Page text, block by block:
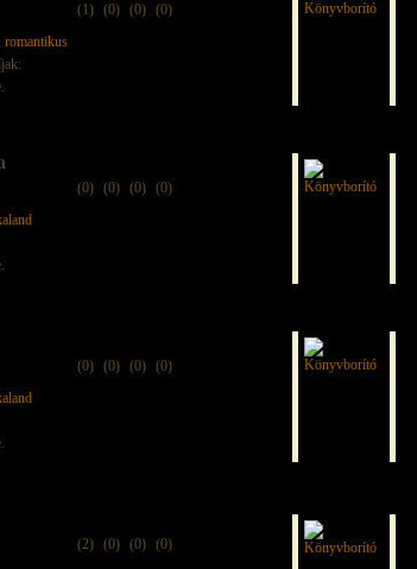
(1) (0) (0) (0)
romantikus
(0) (0) (0) (0)
(0) (0) (0) (0)
(2) (0) (0) (0)